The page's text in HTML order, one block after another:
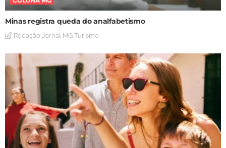
Minas registra queda do analfabetismo
Redação Jornal MG Turismo